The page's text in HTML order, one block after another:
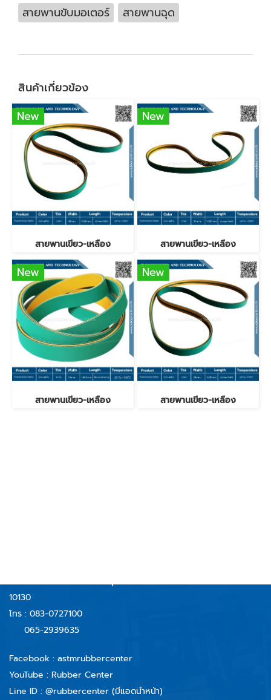
สายพานขับมอเตอร์
สายพานฉุด
สินค้าเกี่ยวข้อง
New
สายพานเขียว-เหลือง
New
สายพานเขียว-เหลือง
New
สายพานเขียว-เหลือง
New
สายพานเขียว-เหลือง
10130
โทร : 083-0727100
065-2939635
Facebook : astmrubbercenter
YouTube : Rubber Center
Line ID : @rubbercenter (มีแอดนำหน้า)